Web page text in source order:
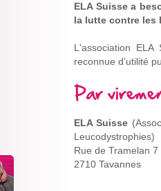
ELA Suisse a
la lutte contre les
L'association
reconnue d’utilité
Par
ELA Suisse
Leucodystrophies)
Rue de Tramelan 7
2710 Tavannes